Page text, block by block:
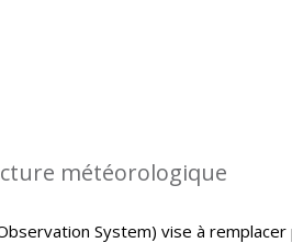
météorologique
System) vise à